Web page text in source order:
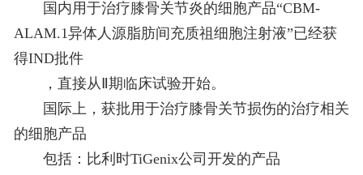
国内用于治疗膝骨关节炎的细胞产品“CBM-
ALAM.1异体人源脂肪间充质祖细胞注射液”已经获
得IND批件
，直接从Ⅱ期临床试验开始。
国际上，获批用于治疗膝骨关节损伤的治疗相关
的细胞产品
包括：比利时TiGenix公司开发的产品